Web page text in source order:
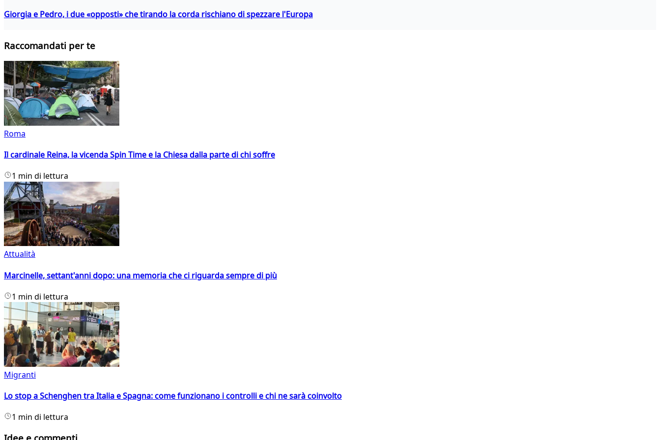
Giorgia e Pedro, i due «opposti» che tirando la corda rischiano di spezzare l'Europa
Raccomandati per te
Roma
Il cardinale Reina, la vicenda Spin Time e la Chiesa dalla parte di chi soffre
1 min di lettura
Attualità
Marcinelle, settant'anni dopo: una memoria che ci riguarda sempre di più
1 min di lettura
Migranti
Lo stop a Schenghen tra Italia e Spagna: come funzionano i controlli e chi ne sarà coinvolto
1 min di lettura